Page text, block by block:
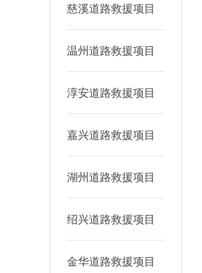
慈溪道路救援项目
温州道路救援项目
淳安道路救援项目
嘉兴道路救援项目
湖州道路救援项目
绍兴道路救援项目
金华道路救援项目